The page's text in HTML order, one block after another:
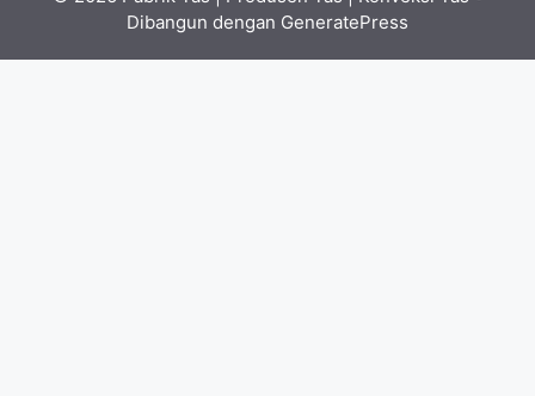
Dibangun dengan GeneratePress